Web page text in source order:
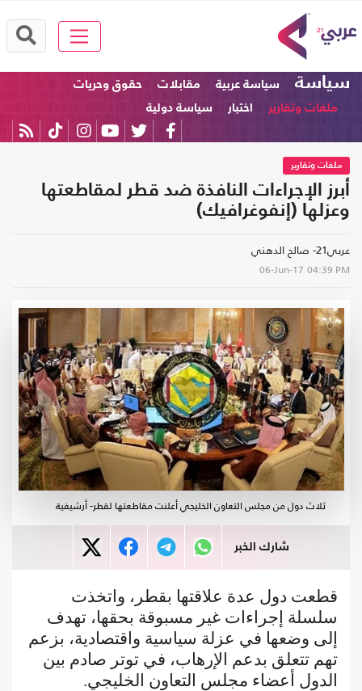
سياسة سياسة عربية مقابلات
حقوق وحريات
ملفات وتقارير
اختبار سياسة دولية
ملفات وتقارير
أبرز الإجراءات النافذة ضد قطر لمقاطعتها
وعزلها (إنفوغرافيك)
عربي21- صالح الدهني
06-Jun-17 04:39 PM
ثلاث دول من مجلس التعاون الخليجي أعلنت مقاطعتها لقطر- أرشيفية
شارك الخبر
قطعت دول عدة علاقتها بقطر، واتخذت
سلسلة إجراءات غير مسبوقة بحقها، تهدف
إلى وضعها في عزلة سياسية واقتصادية، بزعم
تهم تتعلق بدعم الإرهاب، في توتر صادم بين
الدول أعضاء مجلس التعاون الخليجي.